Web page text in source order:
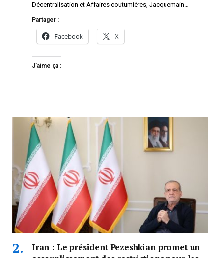
Décentralisation et Affaires coutumières, Jacquemain…
Partager :
Facebook X
J’aime ça :
Iran : Le président Pezeshkian promet un